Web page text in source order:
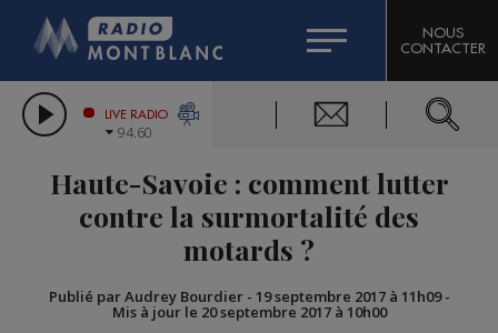
LES CHRONIQUES DE L'EXPERT
CITIZEN MACHINERY
GRAND MASSIF DOMAINES SKIABLES
BIGARD
COMPAGNIE DU MONT-BLANC
NOUS
CONTACTER
LIVE RADIO
94.60
Haute-Savoie : comment lutter
contre la surmortalité des
motards ?
Publié par Audrey Bourdier- 19 septembre 2017 à 11h09-
Mis à jour le 20 septembre 2017 à 10h00